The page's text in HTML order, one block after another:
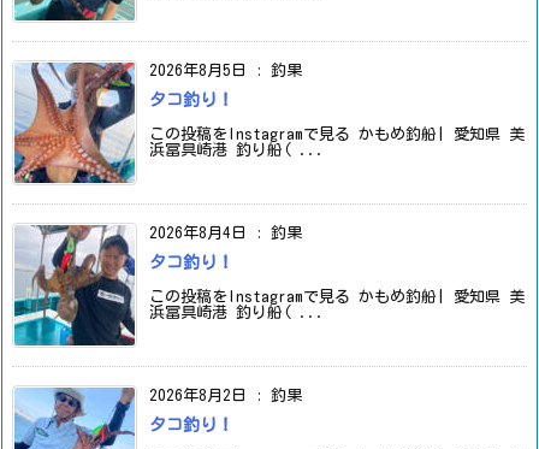
2026年8月5日 : 釣果
タコ釣り！
この投稿をInstagramで見る かもめ釣船| 愛知県 美
浜冨具崎港 釣り船( ...
2026年8月4日 : 釣果
タコ釣り！
この投稿をInstagramで見る かもめ釣船| 愛知県 美
浜冨具崎港 釣り船( ...
2026年8月2日 : 釣果
タコ釣り！